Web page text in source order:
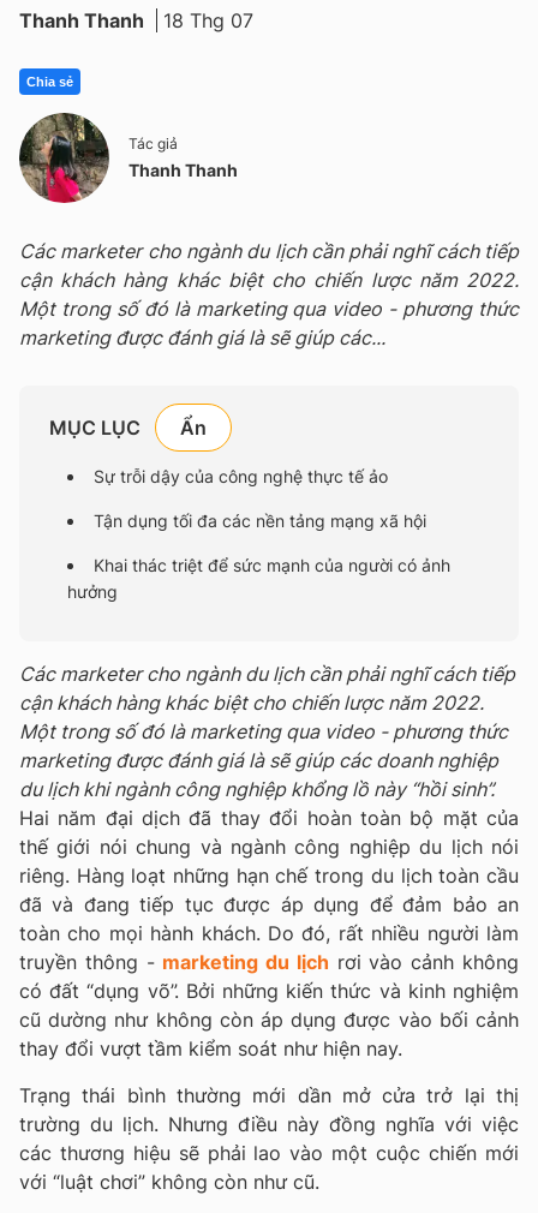
Thanh Thanh 18 Thg 07
Chia sẻ
Tác giả
Thanh Thanh
Các marketer cho ngành du lịch cần phải nghĩ cách tiếp
cận khách hàng khác biệt cho chiến lược năm 2022.
Một trong số đó là marketing qua video - phương thức
marketing được đánh giá là sẽ giúp các...
MỤC LỤC
Sự trỗi dậy của công nghệ thực tế ảo
Tận dụng tối đa các nền tảng mạng xã hội
Khai thác triệt để sức mạnh của người có ảnh
hưởng
Các marketer cho ngành du lịch cần phải nghĩ cách tiếp
cận khách hàng khác biệt cho chiến lược năm 2022.
Một trong số đó là marketing qua video - phương thức
marketing được đánh giá là sẽ giúp các doanh nghiệp
du lịch khi ngành công nghiệp khổng lồ này “hồi sinh”.
Hai năm đại dịch đã thay đổi hoàn toàn bộ mặt của
thế giới nói chung và ngành công nghiệp du lịch nói
riêng. Hàng loạt những hạn chế trong du lịch toàn cầu
đã và đang tiếp tục được áp dụng để đảm bảo an
toàn cho mọi hành khách. Do đó, rất nhiều người làm
truyền thông - marketing du lịch rơi vào cảnh không
có đất “dụng võ”. Bởi những kiến thức và kinh nghiệm
cũ dường như không còn áp dụng được vào bối cảnh
thay đổi vượt tầm kiểm soát như hiện nay.
Trạng thái bình thường mới dần mở cửa trở lại thị
trường du lịch. Nhưng điều này đồng nghĩa với việc
các thương hiệu sẽ phải lao vào một cuộc chiến mới
với “luật chơi” không còn như cũ.